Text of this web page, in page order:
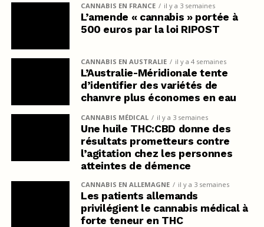
CANNABIS EN FRANCE il y a 3 semaines
L’amende « cannabis » portée à
500 euros par la loi RIPOST
CANNABIS EN AUSTRALIE il y a 4 semaines
L’Australie-Méridionale tente
d’identifier des variétés de
chanvre plus économes en eau
CANNABIS MÉDICAL il y a 3 semaines
Une huile THC:CBD donne des
résultats prometteurs contre
l’agitation chez les personnes
atteintes de démence
CANNABIS EN ALLEMAGNE il y a 3 semaines
Les patients allemands
privilégient le cannabis médical à
forte teneur en THC